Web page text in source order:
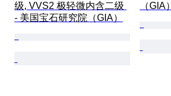
级, VVS2 极轻微内含二级
- 美国宝石研究院（GIA）
（GIA）